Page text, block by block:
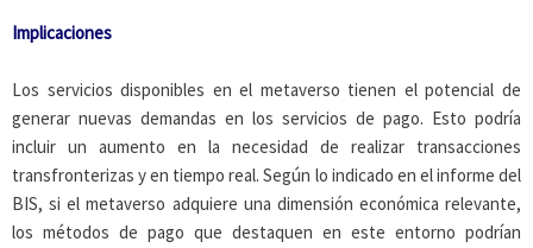
Implicaciones
Los servicios disponibles en el metaverso tienen el potencial de
generar nuevas demandas en los servicios de pago. Esto podría
incluir un aumento en la necesidad de realizar transacciones
transfronterizas y en tiempo real. Según lo indicado en el informe del
BIS, si el metaverso adquiere una dimensión económica relevante,
los métodos de pago que destaquen en este entorno podrían